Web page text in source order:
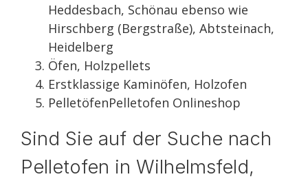
Heddesbach, Schönau ebenso wie
Hirschberg (Bergstraße), Abtsteinach,
Heidelberg
Öfen, Holzpellets
Erstklassige Kaminöfen, Holzofen
PelletöfenPelletofen Onlineshop
Sind Sie auf der Suche nach
Pelletofen in Wilhelmsfeld,